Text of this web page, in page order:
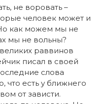
не воровать –
человек может и
как можем мы не
мы не вольны?
раввинов
писал в своей
слова
что есть у ближнего
от зависти.